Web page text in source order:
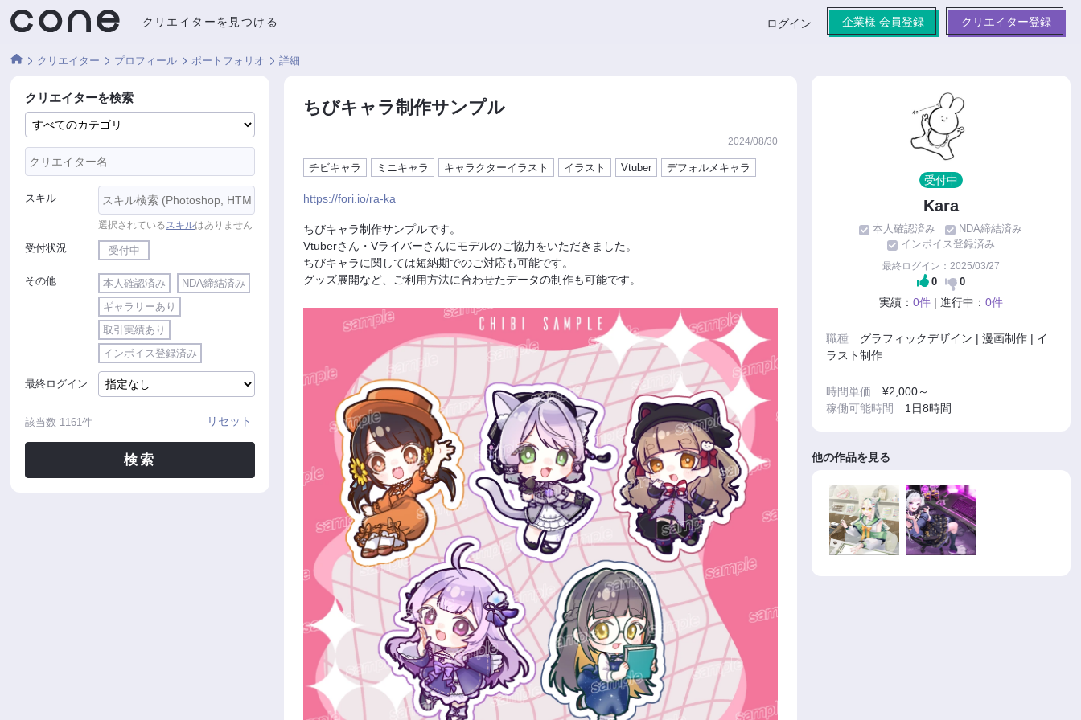
クリエイターを見つける ログイン 企業様 会員登録 クリエイター登録
クリエイター プロフィール ポートフォリオ 詳細
クリエイターを検索
スキル
選択されているスキルはありません
受付状況 受付中
その他 本人確認済み
NDA締結済み
ギャラリーあり
取引実績あり
インボイス登録済み
最終ログイン
該当数 1161件 リセット
検索
ちびキャラ制作サンプル
2024/08/30
チビキャラ ミニキャラ キャラクターイラスト イラスト Vtuber デフォルメキャラ
https://fori.io/ra-ka
ちびキャラ制作サンプルです。
Vtuberさん・Vライバーさんにモデルのご協力をいただきました。
ちびキャラに関しては短納期でのご対応も可能です。
グッズ展開など、ご利用方法に合わせたデータの制作も可能です。
受付中
Kara
本人確認済み
NDA締結済み
インボイス登録済み
最終ログイン：2025/03/27
0 0
実績： 0件| 進行中： 0件
職種 グラフィックデザイン | 漫画制作 | イ
ラスト制作
時間単価 ¥2,000～
稼働可能時間 1日8時間
他の作品を見る